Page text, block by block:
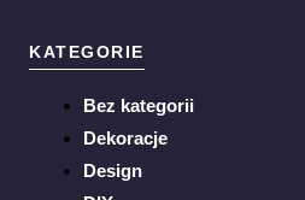
KATEGORIE
Bez kategorii
Dekoracje
Design